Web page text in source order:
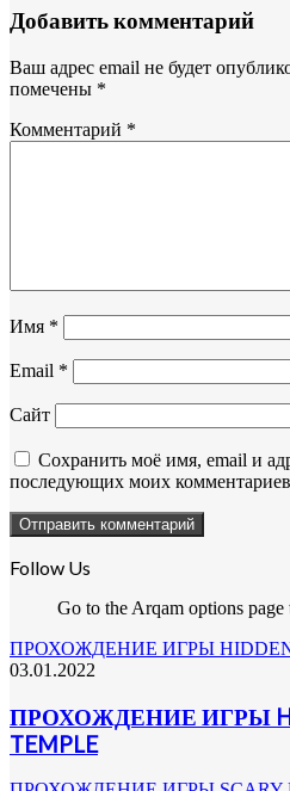
Добавить комментарий
Ваш адрес email не будет
помечены *
Комментарий *
Имя *
Email *
Сайт
Сохранить моё имя, email и
последующих моих
Follow Us
Go to the Arqam options page
ПРОХОЖДЕНИЕ ИГРЫ HIDDEN
03.01.2022
ПРОХОЖДЕНИЕ ИГРЫ
TEMPLE